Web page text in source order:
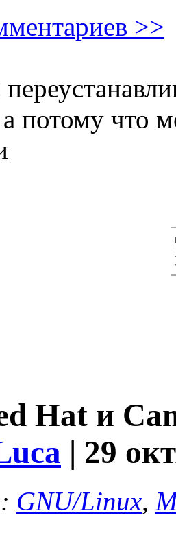
>>
а потому что
Hat и
| 29
GNU/Linux,